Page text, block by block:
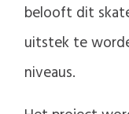
belooft dit
uitstek te
niveaus.